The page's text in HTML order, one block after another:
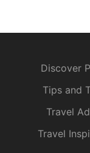
Discover
Tips and
Travel
Travel